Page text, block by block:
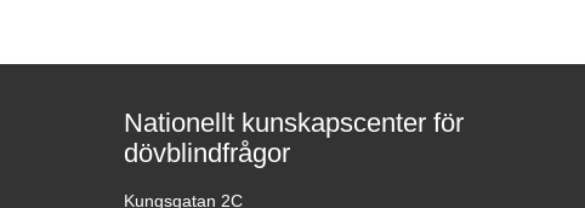
Nationellt kunskapscenter för
dövblindfrågor
Kungsgatan 2C